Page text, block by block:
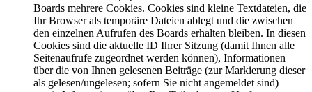
Boards mehrere Cookies. Cookies sind kleine Textdateien, die
Ihr Browser als temporäre Dateien ablegt und die zwischen
den einzelnen Aufrufen des Boards erhalten bleiben. In diesen
Cookies sind die aktuelle ID Ihrer Sitzung (damit Ihnen alle
Seitenaufrufe zugeordnet werden können), Informationen
über die von Ihnen gelesenen Beiträge (zur Markierung dieser
als gelesen/ungelesen; sofern Sie nicht angemeldet sind)